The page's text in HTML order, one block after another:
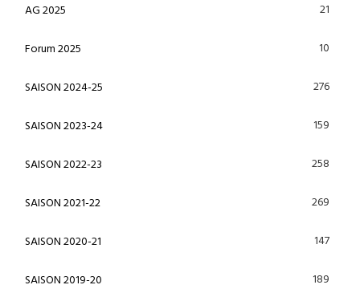
AG 2025 21
Forum 2025 10
SAISON 2024-25 276
SAISON 2023-24 159
SAISON 2022-23 258
SAISON 2021-22 269
SAISON 2020-21 147
SAISON 2019-20 189